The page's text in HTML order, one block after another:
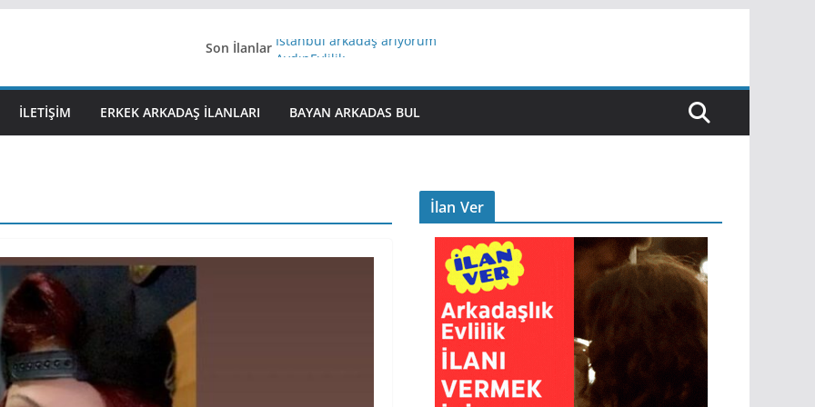
Son İlanlar İstanbul arkadaş arıyorum
Yeni Bir Aşk Lazım
iş arayanlara iş
İLETIŞIM ERKEK ARKADAŞ ILANLARI BAYAN ARKADAS BUL
İlan Ver